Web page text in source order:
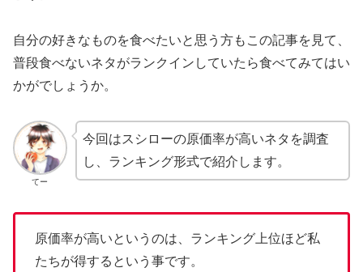
自分の好きなものを食べたいと思う方もこの記事を見て、
普段食べないネタがランクインしていたら食べてみてはい
かがでしょうか。
てー
今回はスシローの原価率が高いネタを調査
し、ランキング形式で紹介します。
原価率が高いというのは、ランキング上位ほど私
たちが得するという事です。